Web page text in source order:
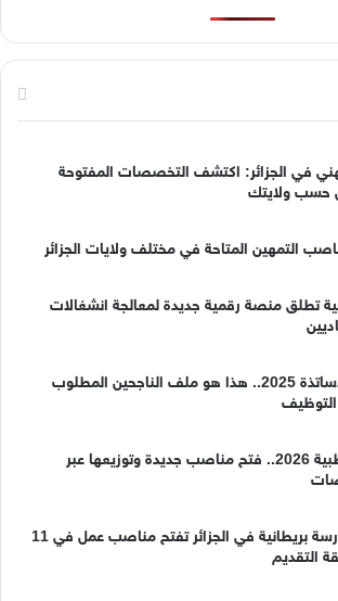
في الجزائر: اكتشف التخصصات المفتوحة
حسب ولايتك
التمهين المتاحة في مختلف ولايات الجزائر
تطلق منصة رقمية جديدة لمعالجة انشغالات
مسابقة توظيف الأساتذة 2025.. هذا هو ملف الناجحين المطلوب
التوظيف
مسابقة الإقامة الطبية 2026.. فتح مناصب جديدة وتوزيعها عبر
توظيف 2026.. مدرسة بريطانية في الجزائر تفتح مناصب عمل في 11
التقديم